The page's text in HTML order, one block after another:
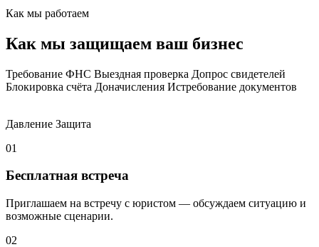
Как мы работаем
Как мы защищаем ваш бизнес
Требование ФНС Выездная проверка Допрос свидетелей
Блокировка счёта Доначисления Истребование документов
Давление Защита
01
Бесплатная встреча
Приглашаем на встречу с юристом — обсуждаем ситуацию и
возможные сценарии.
02